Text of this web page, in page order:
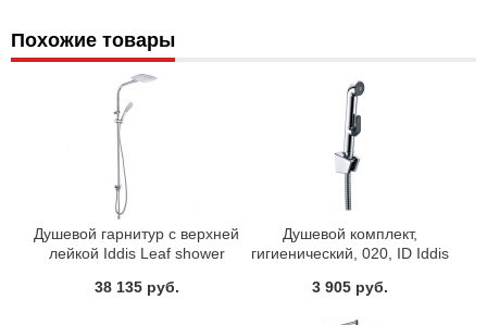
Похожие товары
Душевой гарнитур с верхней
лейкой Iddis Leaf shower
38 135 руб.
Душевой комплект,
гигиенический, 020, ID Iddis
3 905 руб.